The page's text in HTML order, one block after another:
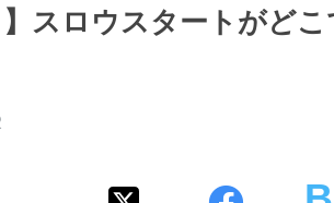
】スロウスタートがど